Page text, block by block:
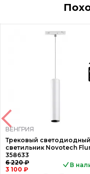
ВЕНГРИЯ
Трековый светодиодный
светильник Novotech
358633
6 220 ₽
3 100 ₽
В